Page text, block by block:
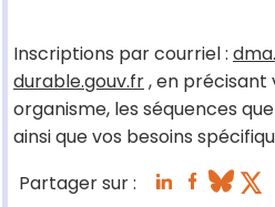
Inscriptions par courriel :
durable.gouv.fr, en précisant
organisme, les séquences
ainsi que vos besoins
Partager sur :